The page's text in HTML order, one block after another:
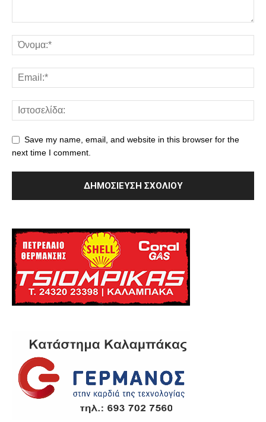
Save my name, email, and website in this browser for the
next time I comment.